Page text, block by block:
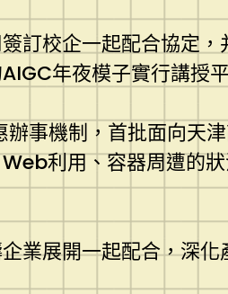
訂校企一起配合協定
年夜模子實行講授
事機制，首批面向天
利用、容器周遭的
業展開一起配合，深化